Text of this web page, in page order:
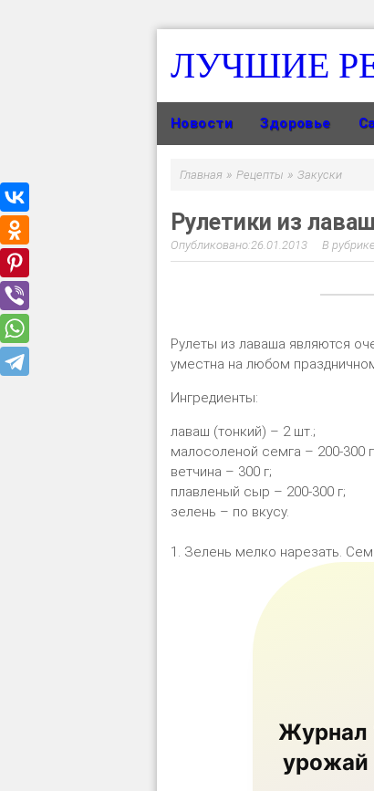
ЛУЧШИЕ
Новости Здоровье
Главная » Рецепты » Закуски
Рулетики из
26.01.2013
Рулеты из лаваша являются
уместна на любом
Ингредиенты:
лаваш (тонкий) – 2 шт.;
малосоленой семга – 200-300
ветчина – 300 г;
плавленый сыр – 200-300 г;
зелень – по вкусу.
1. Зелень мелко нарезать.
Журнал
урожай